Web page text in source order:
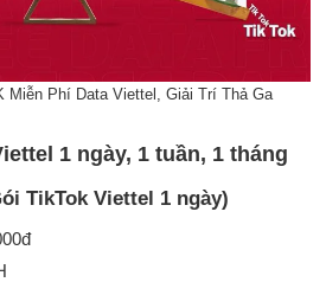
Miễn Phí Data Viettel, Giải Trí Thả Ga
1 ngày, 1 tuần, 1 tháng
TikTok Viettel 1 ngày)